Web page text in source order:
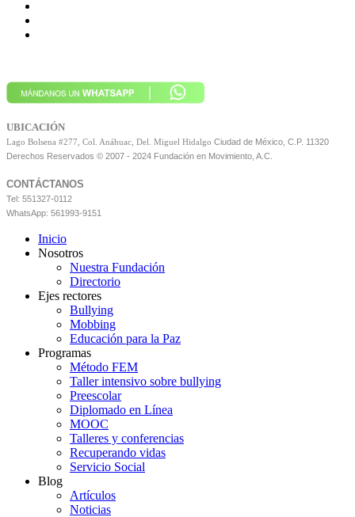
UBICACIÓN
Lago Bolsena #277, Col. Anáhuac, Del. Miguel Hidalgo Ciudad de México, C.P. 11320
Derechos Reservados © 2007 - 2024 Fundación en Movimiento, A.C.
CONTÁCTANOS
Tel: 551327-0112
WhatsApp: 561993-9151
Inicio
Nosotros
Nuestra Fundación
Directorio
Ejes rectores
Bullying
Mobbing
Educación para la Paz
Programas
Método FEM
Taller intensivo sobre bullying
Preescolar
Diplomado en Línea
MOOC
Talleres y conferencias
Recuperando vidas
Servicio Social
Blog
Artículos
Noticias